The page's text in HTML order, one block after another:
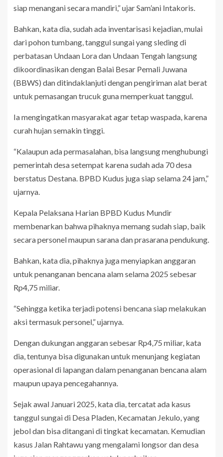
siap menangani secara mandiri,” ujar Sam’ani Intakoris.
Bahkan, kata dia, sudah ada inventarisasi kejadian, mulai
dari pohon tumbang, tanggul sungai yang sleding di
perbatasan Undaan Lora dan Undaan Tengah langsung
dikoordinasikan dengan Balai Besar Pemali Juwana
(BBWS) dan ditindaklanjuti dengan pengiriman alat berat
untuk pemasangan trucuk guna memperkuat tanggul.
Ia mengingatkan masyarakat agar tetap waspada, karena
curah hujan semakin tinggi.
“Kalaupun ada permasalahan, bisa langsung menghubungi
pemerintah desa setempat karena sudah ada 70 desa
berstatus Destana. BPBD Kudus juga siap selama 24 jam,”
ujarnya.
Kepala Pelaksana Harian BPBD Kudus Mundir
membenarkan bahwa pihaknya memang sudah siap, baik
secara personel maupun sarana dan prasarana pendukung.
Bahkan, kata dia, pihaknya juga menyiapkan anggaran
untuk penanganan bencana alam selama 2025 sebesar
Rp4,75 miliar.
“Sehingga ketika terjadi potensi bencana siap melakukan
aksi termasuk personel,” ujarnya.
Dengan dukungan anggaran sebesar Rp4,75 miliar, kata
dia, tentunya bisa digunakan untuk menunjang kegiatan
operasional di lapangan dalam penanganan bencana alam
maupun upaya pencegahannya.
Sejak awal Januari 2025, kata dia, tercatat ada kasus
tanggul sungai di Desa Pladen, Kecamatan Jekulo, yang
jebol dan bisa ditangani di tingkat kecamatan. Kemudian
kasus Jalan Rahtawu yang mengalami longsor dan desa